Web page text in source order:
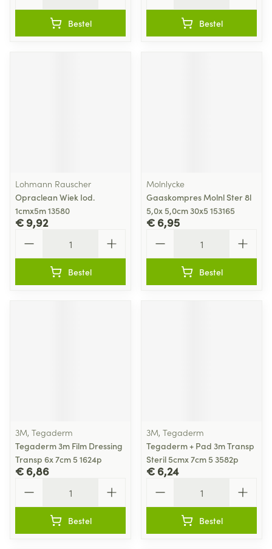
Bestel Bestel
Lohmann Rauscher
Opraclean Wiek Iod.
1cmx5m 13580
€ 9,92
Bestel
Molnlycke
Gaaskompres Molnl Ster 8l
5,0x 5,0cm 30x5 153165
€ 6,95
Bestel
3M, Tegaderm
Tegaderm 3m Film Dressing
Transp 6x 7cm 5 1624p
€ 6,86
Bestel
3M, Tegaderm
Tegaderm + Pad 3m Transp
Steril 5cmx 7cm 5 3582p
€ 6,24
Bestel